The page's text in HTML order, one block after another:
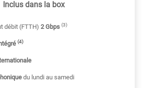
Inclus dans la box
débit (FTTH) 2 Gbps (3)
(4)
du lundi au samedi